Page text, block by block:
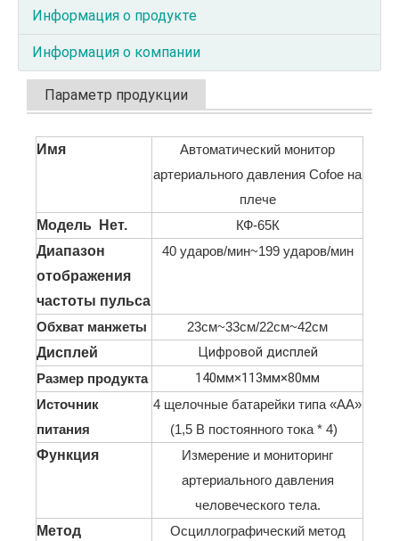
Информация о продукте
Информация о компании
Параметр продукции
Имя
Автоматический монитор
артериального давления Cofoe на
плече
Модель Нет.
КФ-65К
Диапазон
отображения
частоты пульса
40 ударов/мин~199 ударов/мин
Обхват манжеты
23см~33см/22см~42см
Дисплей
Цифровой дисплей
Размер продукта 140мм×113мм×80мм
Источник
питания
4 щелочные батарейки типа «АА»
(1,5 В постоянного тока * 4)
Функция
Измерение и мониторинг
артериального давления
человеческого тела.
Метод
Осциллографический метод